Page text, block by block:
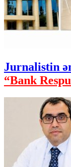
Jurnalistin
“Bank